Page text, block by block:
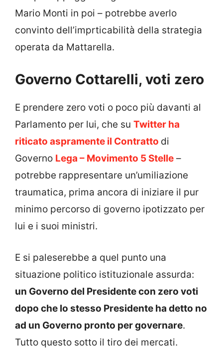
Mario Monti in poi – potrebbe averlo
convinto dell’imprticabilità della strategia
operata da Mattarella.
Governo Cottarelli, voti zero
E prendere zero voti o poco più davanti al
Parlamento per lui, che su Twitter ha
riticato aspramente il Contratto di
Governo Lega – Movimento 5 Stelle –
potrebbe rappresentare un’umiliazione
traumatica, prima ancora di iniziare il pur
minimo percorso di governo ipotizzato per
lui e i suoi ministri.
E si paleserebbe a quel punto una
situazione politico istituzionale assurda:
un Governo del Presidente con zero voti
dopo che lo stesso Presidente ha detto no
ad un Governo pronto per governare.
Tutto questo sotto il tiro dei mercati.